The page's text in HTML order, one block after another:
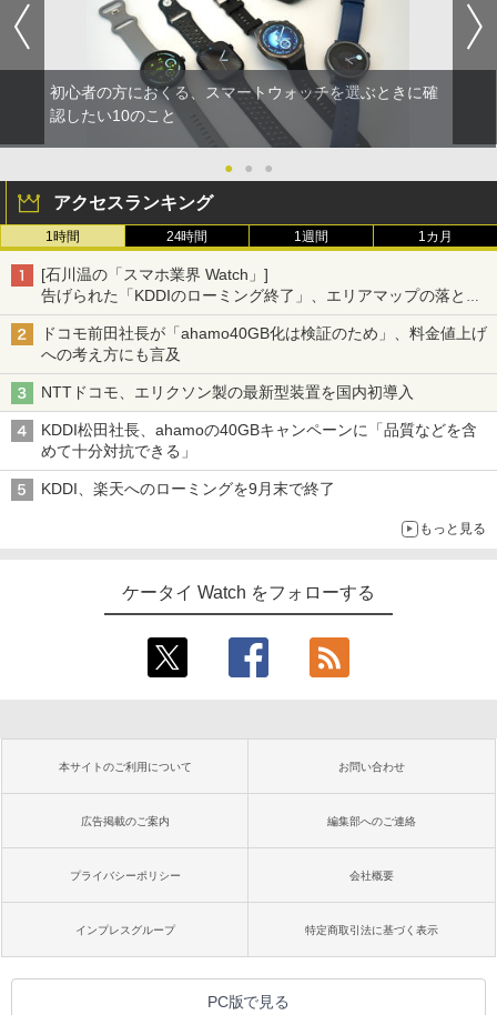
初心者の方におくる、スマートウォッチを選ぶときに確
認したい10のこと
● ● ●
アクセスランキング
1時間 24時間 1週間 1カ月
[石川温の「スマホ業界 Watch」]
告げられた「KDDIのローミング終了」、エリアマップの落とし
穴と楽天モバイルの課題
ドコモ前田社長が「ahamo40GB化は検証のため」、料金値上げ
への考え方にも言及
NTTドコモ、エリクソン製の最新型装置を国内初導入
KDDI松田社長、ahamoの40GBキャンペーンに「品質などを含
めて十分対抗できる」
KDDI、楽天へのローミングを9月末で終了
もっと見る
ケータイ Watch をフォローする
本サイトのご利用について お問い合わせ
広告掲載のご案内 編集部へのご連絡
プライバシーポリシー 会社概要
インプレスグループ 特定商取引法に基づく表示
PC版で見る